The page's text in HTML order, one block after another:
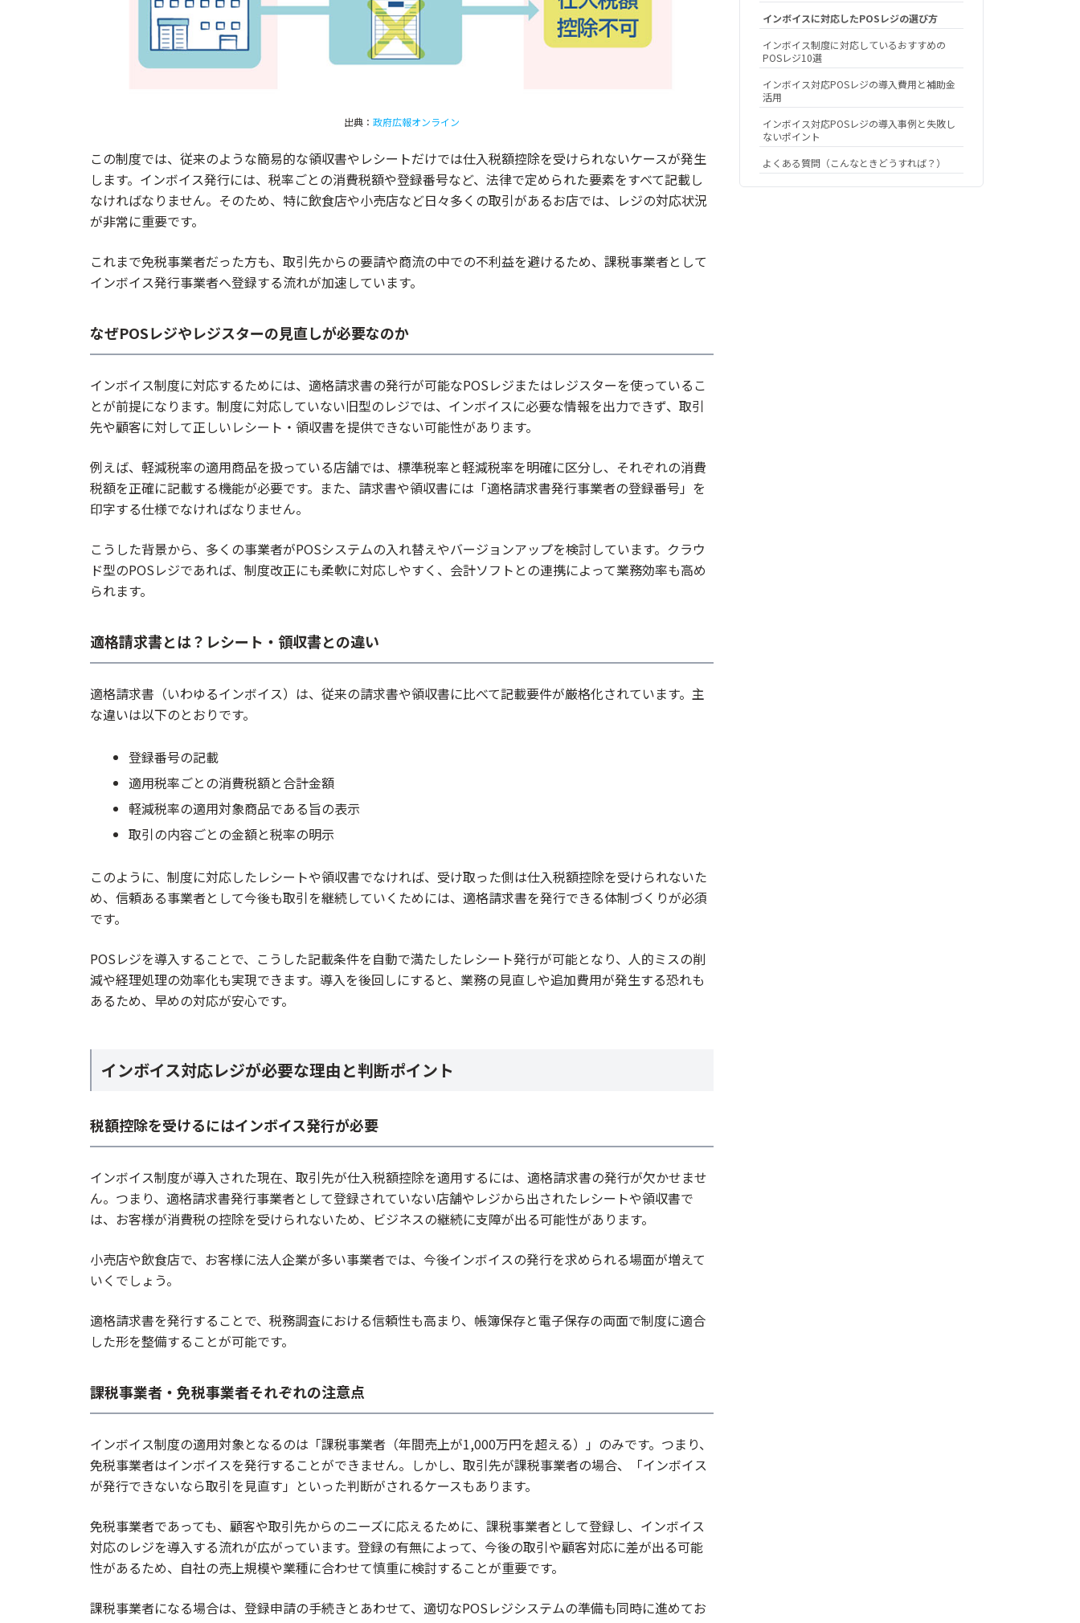
出典： 政府広報オンライン
この制度では、従来のような簡易的な領収書やレシートだけでは仕入税額控除を受けられないケースが発生
します。インボイス発行には、税率ごとの消費税額や登録番号など、法律で定められた要素をすべて記載し
なければなりません。そのため、特に飲食店や小売店など日々多くの取引があるお店では、レジの対応状況
が非常に重要です。
これまで免税事業者だった方も、取引先からの要請や商流の中での不利益を避けるため、課税事業者として
インボイス発行事業者へ登録する流れが加速しています。
なぜPOSレジやレジスターの見直しが必要なのか
インボイス制度に対応するためには、適格請求書の発行が可能なPOSレジまたはレジスターを使っているこ
とが前提になります。制度に対応していない旧型のレジでは、インボイスに必要な情報を出力できず、取引
先や顧客に対して正しいレシート・領収書を提供できない可能性があります。
例えば、軽減税率の適用商品を扱っている店舗では、標準税率と軽減税率を明確に区分し、それぞれの消費
税額を正確に記載する機能が必要です。また、請求書や領収書には「適格請求書発行事業者の登録番号」を
印字する仕様でなければなりません。
こうした背景から、多くの事業者がPOSシステムの入れ替えやバージョンアップを検討しています。クラウ
ド型のPOSレジであれば、制度改正にも柔軟に対応しやすく、会計ソフトとの連携によって業務効率も高め
られます。
適格請求書とは？レシート・領収書との違い
適格請求書（いわゆるインボイス）は、従来の請求書や領収書に比べて記載要件が厳格化されています。主
な違いは以下のとおりです。
登録番号の記載
適用税率ごとの消費税額と合計金額
軽減税率の適用対象商品である旨の表示
取引の内容ごとの金額と税率の明示
このように、制度に対応したレシートや領収書でなければ、受け取った側は仕入税額控除を受けられないた
め、信頼ある事業者として今後も取引を継続していくためには、適格請求書を発行できる体制づくりが必須
です。
POSレジを導入することで、こうした記載条件を自動で満たしたレシート発行が可能となり、人的ミスの削
減や経理処理の効率化も実現できます。導入を後回しにすると、業務の見直しや追加費用が発生する恐れも
あるため、早めの対応が安心です。
インボイス対応レジが必要な理由と判断ポイント
税額控除を受けるにはインボイス発行が必要
インボイス制度が導入された現在、取引先が仕入税額控除を適用するには、適格請求書の発行が欠かせませ
ん。つまり、適格請求書発行事業者として登録されていない店舗やレジから出されたレシートや領収書で
は、お客様が消費税の控除を受けられないため、ビジネスの継続に支障が出る可能性があります。
小売店や飲食店で、お客様に法人企業が多い事業者では、今後インボイスの発行を求められる場面が増えて
いくでしょう。
適格請求書を発行することで、税務調査における信頼性も高まり、帳簿保存と電子保存の両面で制度に適合
した形を整備することが可能です。
課税事業者・免税事業者それぞれの注意点
インボイス制度の適用対象となるのは「課税事業者（年間売上が1,000万円を超える）」のみです。つまり、
免税事業者はインボイスを発行することができません。しかし、取引先が課税事業者の場合、「インボイス
が発行できないなら取引を見直す」といった判断がされるケースもあります。
免税事業者であっても、顧客や取引先からのニーズに応えるために、課税事業者として登録し、インボイス
対応のレジを導入する流れが広がっています。登録の有無によって、今後の取引や顧客対応に差が出る可能
性があるため、自社の売上規模や業種に合わせて慎重に検討することが重要です。
課税事業者になる場合は、登録申請の手続きとあわせて、適切なPOSレジシステムの準備も同時に進めてお
インボイスに対応したPOSレジの選び方
インボイス制度に対応しているおすすめの
POSレジ10選
インボイス対応POSレジの導入費用と補助金
活用
インボイス対応POSレジの導入事例と失敗し
ないポイント
よくある質問（こんなときどうすれば？）